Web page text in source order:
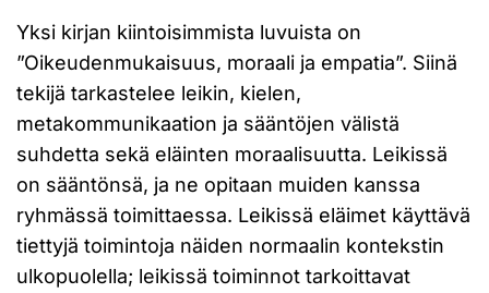
Yksi kirjan kiintoisimmista luvuista on
”Oikeudenmukaisuus, moraali ja empatia”. Siinä
tekijä tarkastelee leikin, kielen,
metakommunikaation ja sääntöjen välistä
suhdetta sekä eläinten moraalisuutta. Leikissä
on sääntönsä, ja ne opitaan muiden kanssa
ryhmässä toimittaessa. Leikissä eläimet käyttävä
tiettyjä toimintoja näiden normaalin kontekstin
ulkopuolella; leikissä toiminnot tarkoittavat